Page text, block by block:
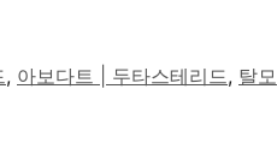
, 아보다트 | 두타스테리드, 탈모